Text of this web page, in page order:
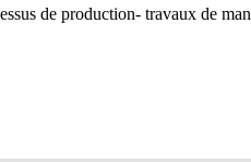
de production- travaux de